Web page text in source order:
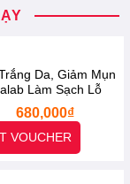
Da, Giảm Mụn
Làm Sạch Lỗ
Tẩy Tế Bào Chết
StarX] AHA – BHA
Body Wash
Giá
gốc
là:
890,000₫.
680,000₫
VOUCHER